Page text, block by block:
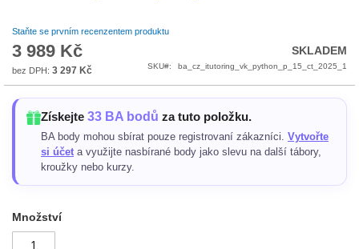
Staňte se prvním recenzentem produktu
3 989 Kč
3 297 Kč
SKLADEM
SKU ba_cz_itutoring_vk_python_p_15_ct_2025_1
Získejte 33 BA bodů za tuto položku.
BA body mohou sbírat pouze registrovaní zákazníci. Vytvořte
si účet a využijte nasbírané body jako slevu na další tábory,
kroužky nebo kurzy.
Množství